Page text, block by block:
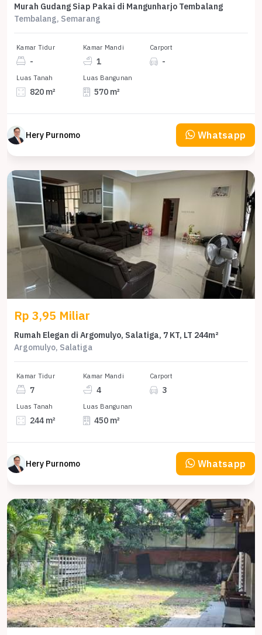
Murah Gudang Siap Pakai di Mangunharjo Tembalang
Tembalang, Semarang
Kamar Tidur
-
Kamar Mandi
1
Carport
-
Luas Tanah
820 m²
Luas Bangunan
570 m²
Hery Purnomo Whatsapp
Rp 3,95 Miliar
Rumah Elegan di Argomulyo, Salatiga, 7 KT, LT 244m²
Argomulyo, Salatiga
Kamar Tidur
7
Kamar Mandi
4
Carport
3
Luas Tanah
244 m²
Luas Bangunan
450 m²
Hery Purnomo Whatsapp